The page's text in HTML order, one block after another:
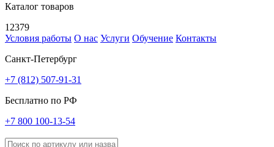
Каталог товаров
12379
Условия работы О нас Услуги Обучение Контакты
Санкт-Петербург
+7 (812) 507-91-31
Бесплатно по РФ
+7 800 100-13-54